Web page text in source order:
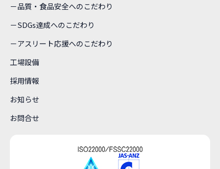
－品質・食品安全へのこだわり
－SDGs達成へのこだわり
－アスリート応援へのこだわり
工場設備
採用情報
お知らせ
お問合せ